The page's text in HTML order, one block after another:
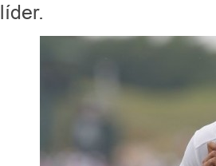
líder.